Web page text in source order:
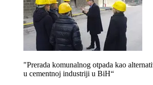
"Prerada komunalnog otpada kao
u cementnoj industriji u BiH“